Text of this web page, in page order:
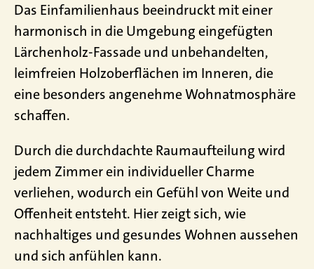
Das Einfamilienhaus beeindruckt mit einer
harmonisch in die Umgebung eingefügten
Lärchenholz-Fassade und unbehandelten,
leimfreien Holzoberflächen im Inneren, die
eine besonders angenehme Wohnatmosphäre
schaffen.
Durch die durchdachte Raumaufteilung wird
jedem Zimmer ein individueller Charme
verliehen, wodurch ein Gefühl von Weite und
Offenheit entsteht. Hier zeigt sich, wie
nachhaltiges und gesundes Wohnen aussehen
und sich anfühlen kann.